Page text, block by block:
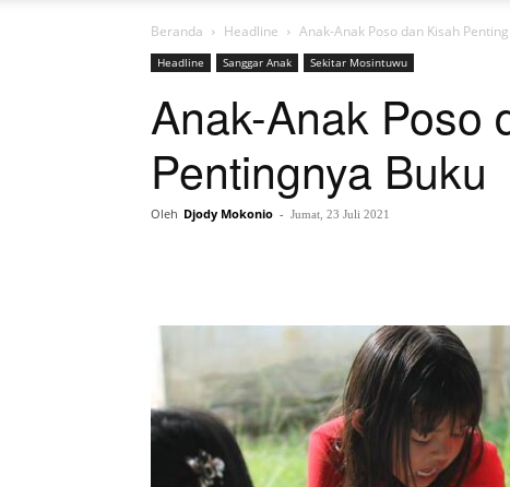
Beranda Headline Anak-Anak Poso dan Kisah
Headline Sanggar Anak Sekitar Mosintuwu
Anak-Anak Poso
Pentingnya Buku
Oleh Djody Mokonio - Jumat, 23 Juli 2021